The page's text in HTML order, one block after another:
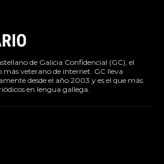
de Galicia Confidencial (GC), el
más veterano de internet. GC lleva
desde el año 2003 y es el que más
en lengua gallega.